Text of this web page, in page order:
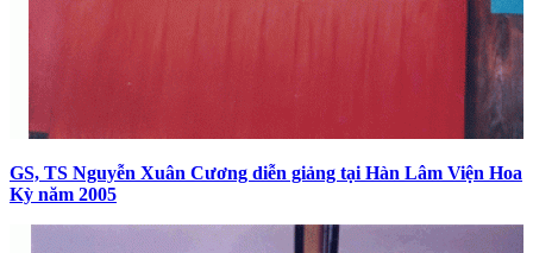
GS, TS Nguyễn Xuân Cương diễn giảng tại Hàn Lâm Viện Hoa
Kỳ năm 2005